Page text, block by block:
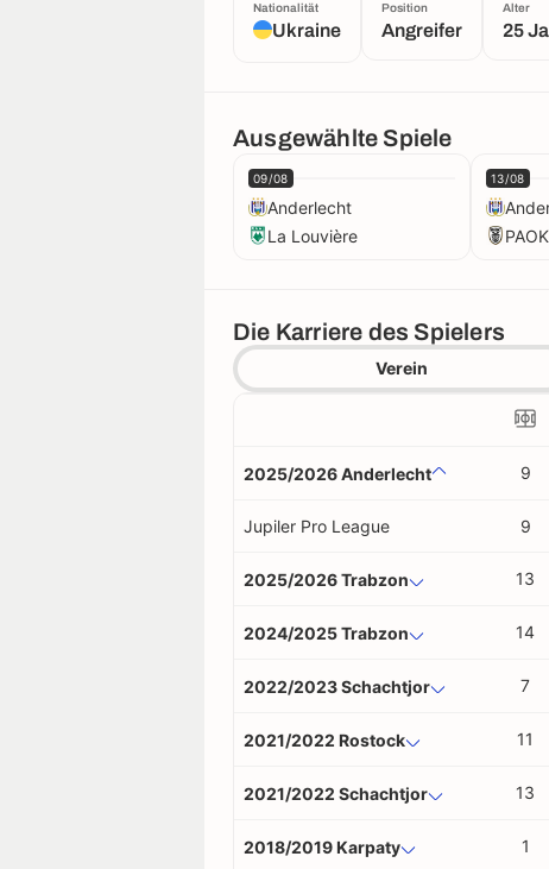
Nationalität
Ukraine
Position
Angreifer
Alter
25
Ausgewählte Spiele
09/08
Anderlecht
La Louvière
13/08
PAOK
Die Karriere des Spielers
Verein
2025/2026 Anderlecht 9
Jupiler Pro League 9
2025/2026 Trabzon 13
2024/2025 Trabzon 14
2022/2023 Schachtjor 7
2021/2022 Rostock 11
2021/2022 Schachtjor 13
2018/2019 Karpaty 1